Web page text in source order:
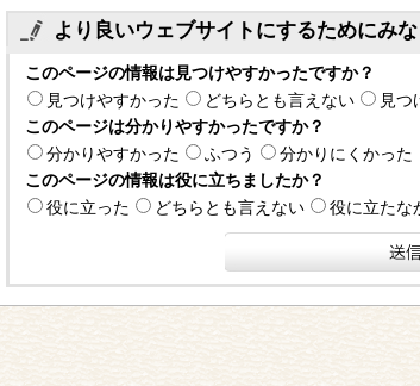
より良いウェブサイトにするためにみ
このページの情報は見つけやすかったですか？
見つけやすかった
どちらとも言えない
見つ
このページは分かりやすかったですか？
分かりやすかった
ふつう
分かりにくかった
このページの情報は役に立ちましたか？
役に立った
どちらとも言えない 役に立たな